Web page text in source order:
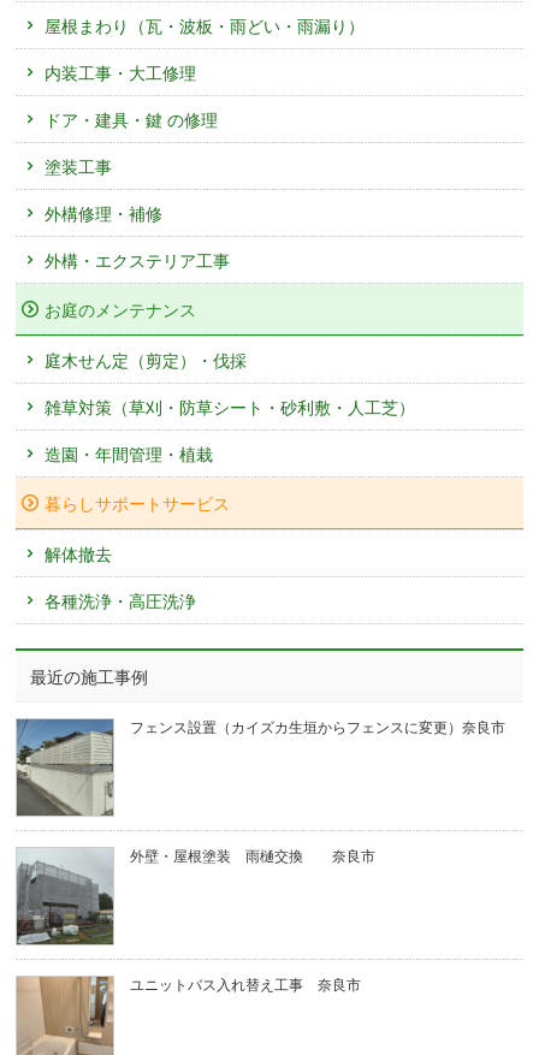
屋根まわり（瓦・波板・雨どい・雨漏り）
内装工事・大工修理
ドア・建具・鍵 の修理
塗装工事
外構修理・補修
外構・エクステリア工事
お庭のメンテナンス
庭木せん定（剪定）・伐採
雑草対策（草刈・防草シート・砂利敷・人工芝）
造園・年間管理・植栽
暮らしサポートサービス
解体撤去
各種洗浄・高圧洗浄
最近の施工事例
フェンス設置（カイズカ生垣からフェンスに変更）奈良市
外壁・屋根塗装 雨樋交換 奈良市
ユニットバス入れ替え工事 奈良市